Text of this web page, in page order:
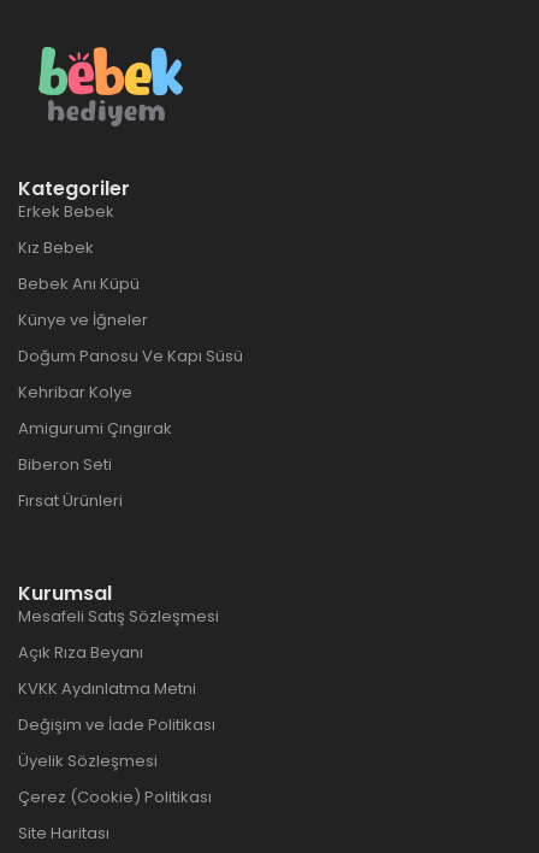
Kategoriler
Erkek Bebek
Kız Bebek
Bebek Anı Küpü
Künye ve İğneler
Doğum Panosu Ve Kapı Süsü
Kehribar Kolye
Amigurumi Çıngırak
Biberon Seti
Fırsat Ürünleri
Kurumsal
Mesafeli Satış Sözleşmesi
Açık Rıza Beyanı
KVKK Aydınlatma Metni
Değişim ve İade Politikası
Üyelik Sözleşmesi
Çerez (Cookie) Politikası
Site Haritası